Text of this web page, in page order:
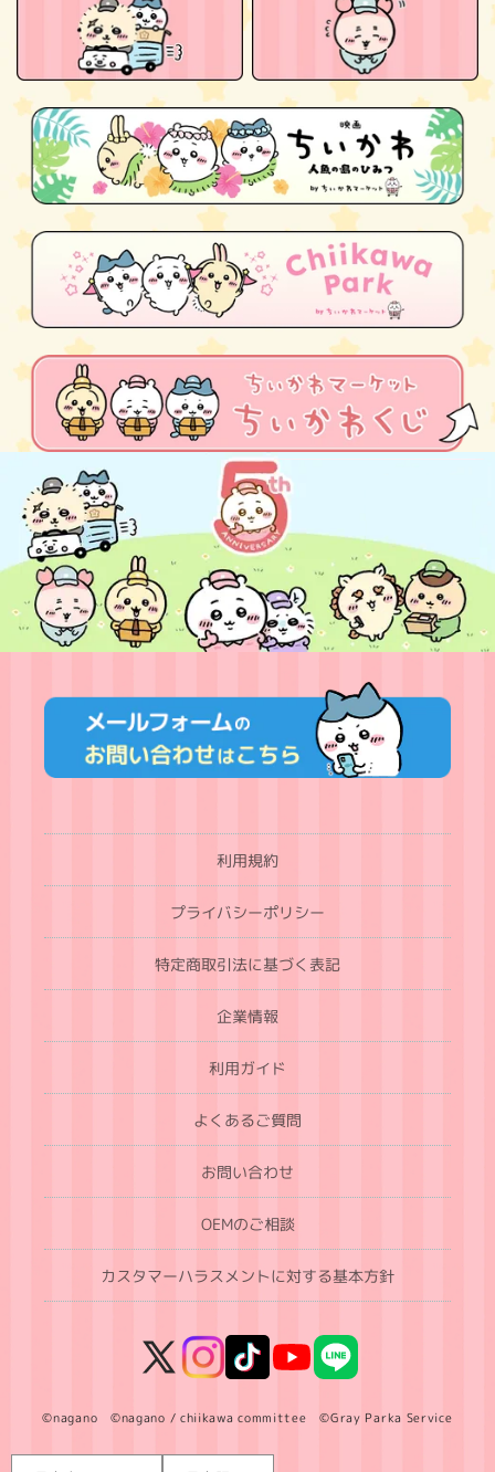
利用規約
プライバシーポリシー
特定商取引法に基づく表記
企業情報
利用ガイド
よくあるご質問
お問い合わせ
OEMのご相談
カスタマーハラスメントに対する基本方針
X
InstagramTikTokYouTubeLINE
©nagano ©nagano / chiikawa committee ©Gray Parka Service